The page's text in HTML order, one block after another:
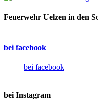
Feuerwehr Uelzen in den
bei facebook
bei facebook
bei Instagram